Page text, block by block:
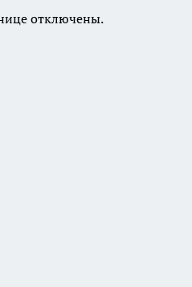
отключены.